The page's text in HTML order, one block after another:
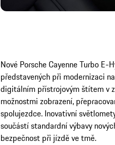
Nové Porsche Cayenne Turbo
představených při modernizaci
digitálním přístrojovým štítem v
možnostmi zobrazení,
spolujezdce. Inovativní
součástí standardní výbavy
bezpečnost při jízdě ve tmě.